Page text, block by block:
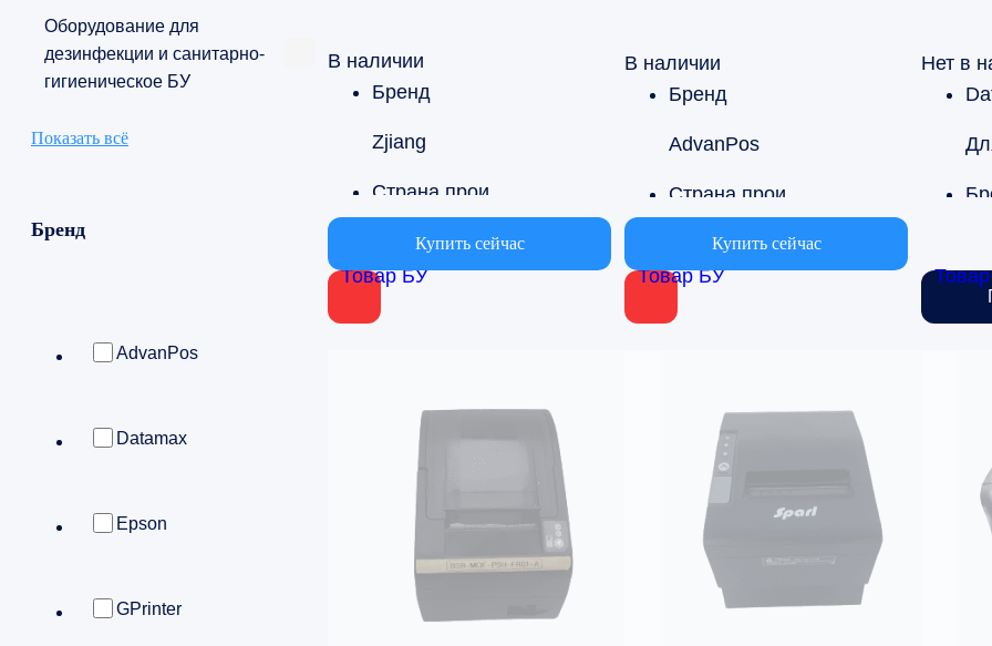
Оборудование для
дезинфекции и санитарно-
гигиеническое БУ
Показать всё
Бренд
AdvanPos
Datamax
Epson
GPrinter
Товар БУ
В наличии
Бренд
Zjiang
КитайКупить сейчас
Товар БУ
В наличии
Бренд
AdvanPos
Южная Корея
Купить сейчас
Нет в